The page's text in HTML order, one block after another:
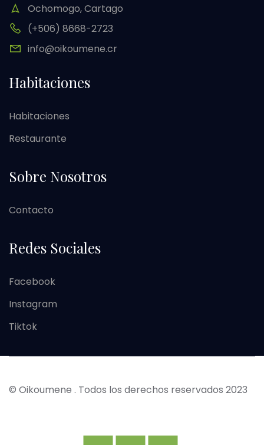
Ochomogo, Cartago
(+506) 8668-2723
info@oikoumene.cr
Habitaciones
Habitaciones
Restaurante
Sobre Nosotros
Contacto
Redes Sociales
Facebook
Instagram
Tiktok
© Oikoumene . Todos los derechos reservados 2023